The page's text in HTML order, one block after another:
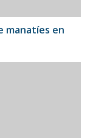
manatíes en